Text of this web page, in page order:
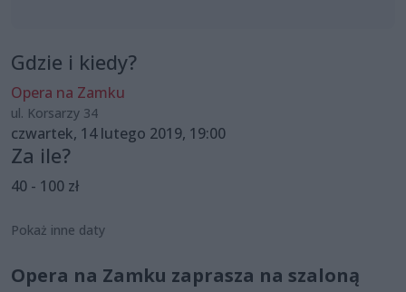
Gdzie i kiedy?
Opera na Zamku
ul. Korsarzy 34
czwartek, 14 lutego 2019, 19:00
Za ile?
40 - 100 zł
Pokaż inne daty
Opera na Zamku zaprasza na szaloną